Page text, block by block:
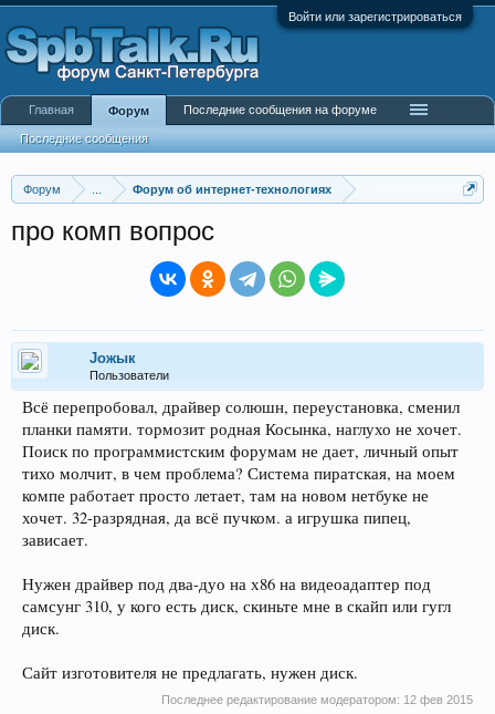
Войти или зарегистрироваться
Форум Форум об интернет-технологиях
про комп вопрос
Joжык
Пользователи
Всё перепробовал, драйвер солюшн, переустановка, сменил
планки памяти. тормозит родная Косынка, наглухо не хочет.
Поиск по программистским форумам не дает, личный опыт
тихо молчит, в чем проблема? Система пиратская, на моем
компе работает просто летает, там на новом нетбуке не
хочет. 32-разрядная, да всё пучком. а игрушка пипец,
зависает.
Нужен драйвер под два-дуо на х86 на видеоадаптер под
самсунг 310, у кого есть диск, скиньте мне в скайп или гугл
диск.
Сайт изготовителя не предлагать, нужен диск.
Последнее редактирование модератором: 12 фев 2015
Главная Форум
Последние сообщения
Последние сообщения на форуме